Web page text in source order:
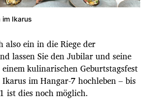
im Ikarus
also ein in die Riege der
lassen Sie den Jubilar und seine
kulinarischen Geburtstagsfest
im Hangar-7 hochleben – bis
ist dies noch möglich.